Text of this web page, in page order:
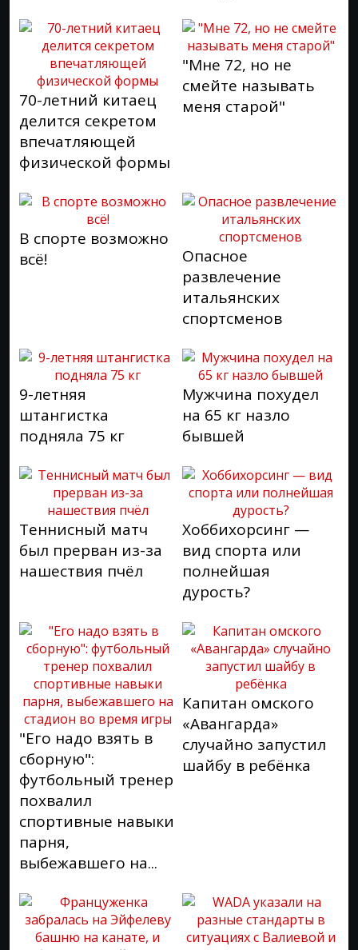
70-летний китаец
делится секретом
впечатляющей
физической формы
"Мне 72, но не
смейте называть
меня старой"
В спорте возможно
всё!
Опасное
развлечение
итальянских
спортсменов
9-летняя
штангистка
подняла 75 кг
Мужчина похудел
на 65 кг назло
бывшей
Теннисный матч
был прерван из-за
нашествия пчёл
Хоббихорсинг —
вид спорта или
полнейшая
дурость?
"Его надо взять в
сборную":
футбольный тренер
похвалил
спортивные навыки
парня,
выбежавшего на...
Капитан омского
«Авангарда»
случайно запустил
шайбу в ребёнка